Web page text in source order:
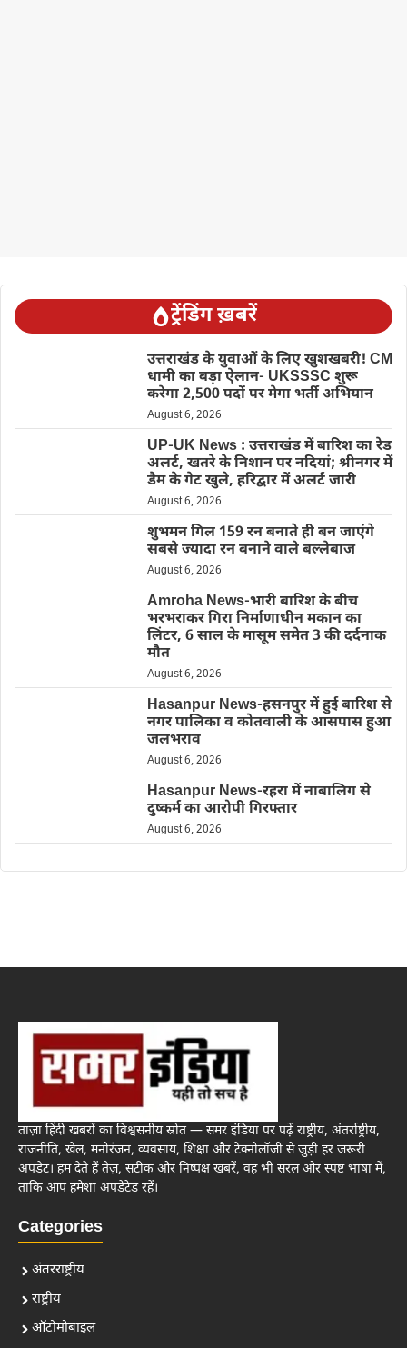
ट्रेंडिंग ख़बरें
उत्तराखंड के युवाओं के लिए खुशखबरी! CM
धामी का बड़ा ऐलान- UKSSSC शुरू
करेगा 2,500 पदों पर मेगा भर्ती अभियान
August 6, 2026
UP-UK News : उत्तराखंड में बारिश का रेड
अलर्ट, खतरे के निशान पर नदियां; श्रीनगर में
डैम के गेट खुले, हरिद्वार में अलर्ट जारी
August 6, 2026
शुभमन गिल 159 रन बनाते ही बन जाएंगे
सबसे ज्यादा रन बनाने वाले बल्लेबाज
August 6, 2026
Amroha News-भारी बारिश के बीच
भरभराकर गिरा निर्माणाधीन मकान का
लिंटर, 6 साल के मासूम समेत 3 की दर्दनाक
मौत
August 6, 2026
Hasanpur News-हसनपुर में हुई बारिश से
नगर पालिका व कोतवाली के आसपास हुआ
जलभराव
August 6, 2026
Hasanpur News-रहरा में नाबालिग से
दुष्कर्म का आरोपी गिरफ्तार
August 6, 2026
ताज़ा हिंदी खबरों का विश्वसनीय स्रोत — समर इंडिया पर पढ़ें राष्ट्रीय, अंतर्राष्ट्रीय,
राजनीति, खेल, मनोरंजन, व्यवसाय, शिक्षा और टेक्नोलॉजी से जुड़ी हर जरूरी
अपडेट। हम देते हैं तेज़, सटीक और निष्पक्ष खबरें, वह भी सरल और स्पष्ट भाषा में,
ताकि आप हमेशा अपडेटेड रहें।
Categories
अंतरराष्ट्रीय
राष्ट्रीय
ऑटोमोबाइल